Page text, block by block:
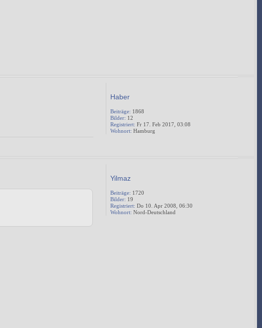
Haber
Beiträge: 1868
Bilder: 12
Registriert: Fr 17. Feb 2017, 03:08
Wohnort: Hamburg
Yilmaz
Beiträge: 1720
Bilder: 19
Registriert: Do 10. Apr 2008, 06:30
Wohnort: Nord-Deutschland